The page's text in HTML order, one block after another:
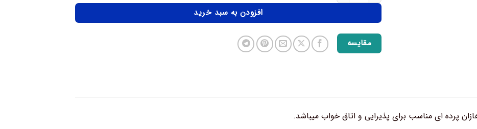
افزودن به سبد خرید
مقایسه
پرده ای مناسب برای پذیرایی و اتاق خواب میباشد.